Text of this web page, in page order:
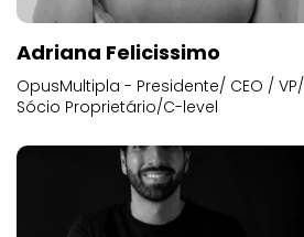
Adriana Felicissimo
OpusMultipla - Presidente/ CEO / VP/
Sócio Proprietário/C-level